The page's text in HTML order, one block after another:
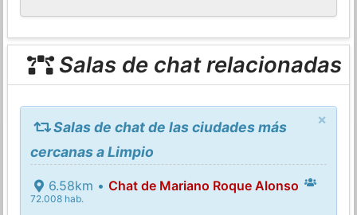
Salas de chat relacionadas
×
Salas de chat de las ciudades más
cercanas a Limpio
6.58km • Chat de Mariano Roque Alonso
72.008 hab.